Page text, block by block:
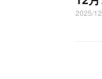
2025/